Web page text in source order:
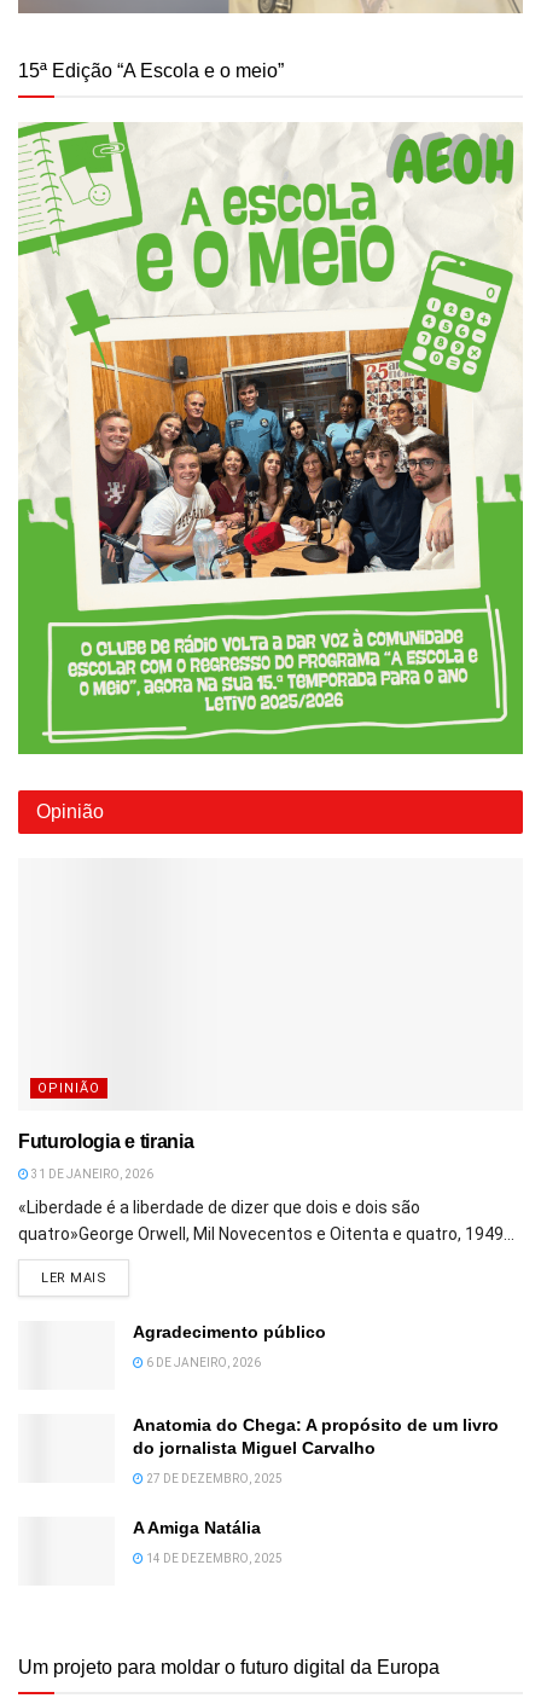
15ª Edição “A Escola e o meio”
Opinião
OPINIÃO
Futurologia e tirania
31 DE JANEIRO, 2026
«Liberdade é a liberdade de dizer que dois e dois são
quatro»George Orwell, Mil Novecentos e Oitenta e quatro, 1949...
LER MAIS
Agradecimento público
6 DE JANEIRO, 2026
Anatomia do Chega: A propósito de um livro
do jornalista Miguel Carvalho
27 DE DEZEMBRO, 2025
A Amiga Natália
14 DE DEZEMBRO, 2025
Um projeto para moldar o futuro digital da Europa